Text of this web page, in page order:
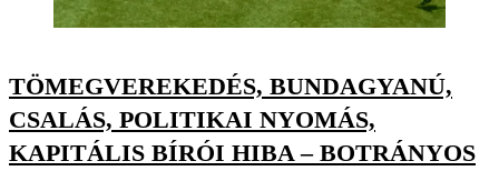
TÖMEGVEREKEDÉS, BUNDAGYANÚ,
CSALÁS, POLITIKAI NYOMÁS,
KAPITÁLIS BÍRÓI HIBA – BOTRÁNYOS